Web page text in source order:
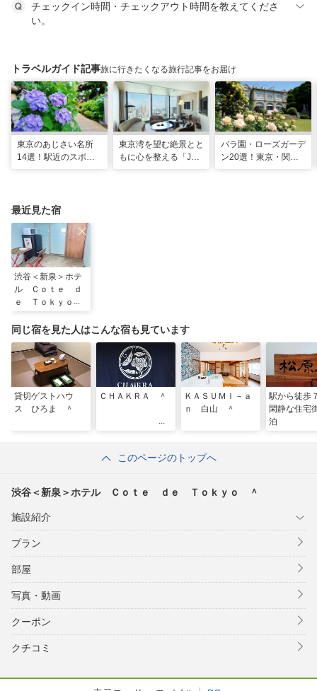
チェックイン時間・チェックアウト時間を教えてくださ
い。
トラベルガイド記事旅に行きたくなる旅行記事をお届け
東京のあじさい名所
14選！駅近のスポッ
東京湾を望む絶景とと
もに心を整える「JW
バラ園・ローズガーデ
ン20選！東京・関東
最近見た宿
渋谷＜新泉＞ホテ
ル Ｃｏｔｅ ｄ
ｅ Ｔｏｋｙｏ
同じ宿を見た人はこんな宿も見ています
貸切ゲストハウ
ス ひろま ＾
ＣＨＡＫＲＡ ＾
ＫＡＳＵＭＩ－ａ
ｎ 白山 ＾
駅から徒
閑静な住宅
泊
このページのトップへ
渋谷＜新泉＞ホテル Ｃｏｔｅ ｄｅ Ｔｏｋｙｏ ＾
施設紹介
プラン
部屋
写真・動画
クーポン
クチコミ